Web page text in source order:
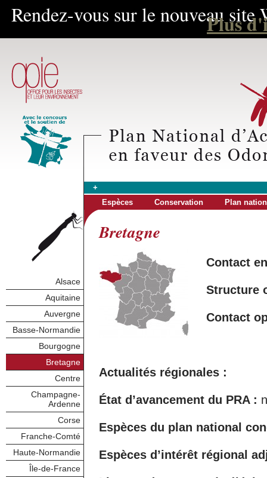
Rendez-vous sur le nouveau
Plus
+
Espèces
Conservation Plan
Alsace
Aquitaine
Auvergne
Basse-Normandie
Bourgogne
Bretagne
Centre
Champagne-
Ardenne
Corse
Franche-Comté
Haute-Normandie
Île-de-France
Bretagne
Contact
Structure
Contact
Actualités régionales :
État d’avancement du PRA :
Espèces du plan national
Espèces d’intérêt régional